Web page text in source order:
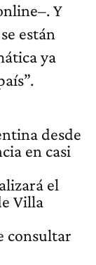
Y
están
ya
desde
en casi
el
Villa
consultar